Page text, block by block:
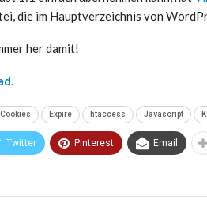
die im Hauptverzeichnis von
her damit!
Cookies Expire htaccess Javascript
Twitter Pinterest Email